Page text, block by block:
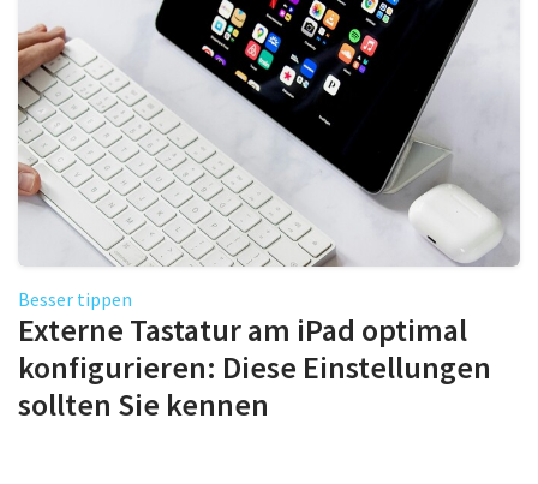
Besser tippen
Externe Tastatur am iPad optimal
konfigurieren: Diese Einstellungen
sollten Sie kennen